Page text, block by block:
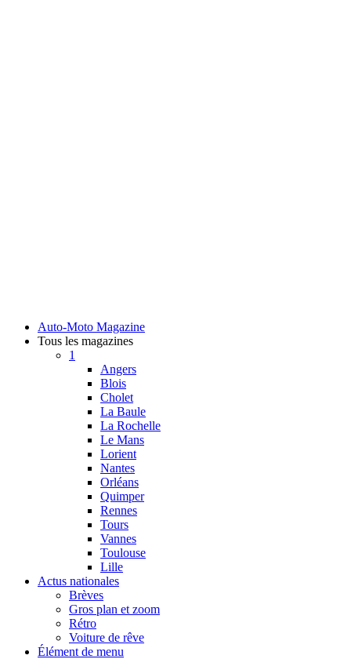
Auto-Moto Magazine
Tous les magazines
1
Angers
Blois
Cholet
La Baule
La Rochelle
Le Mans
Lorient
Nantes
Orléans
Quimper
Rennes
Tours
Vannes
Toulouse
Lille
Actus nationales
Brèves
Gros plan et zoom
Rétro
Voiture de rêve
Élément de menu